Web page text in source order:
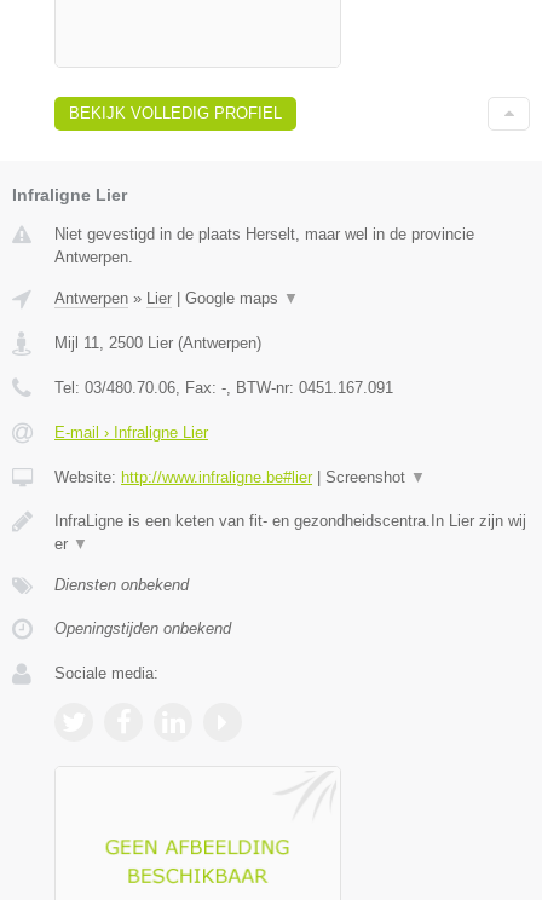
BEKIJK VOLLEDIG PROFIEL
Infraligne Lier
Niet gevestigd in de plaats Herselt, maar wel in de provincie
Antwerpen.
Antwerpen » Lier | Google maps ▼
Mijl 11 2500 Lier (Antwerpen)
Tel: 03/480.70.06 , Fax: - , BTW-nr: 0451.167.091
E-mail › Infraligne Lier
Website: http://www.infraligne.be#lier| Screenshot ▼
InfraLigne is een keten van fit- en gezondheidscentra.In Lier zijn wij
er ▼
Diensten onbekend
Openingstijden onbekend
Sociale media: